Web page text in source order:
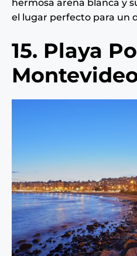
hermosa arena blanca y
el lugar perfecto para un
15. Playa